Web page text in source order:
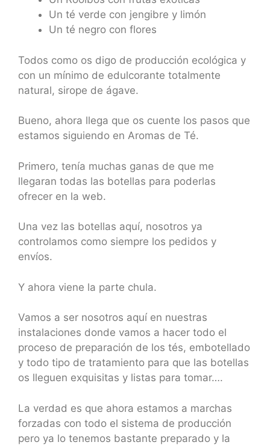
Un té verde con jengibre y limón
Un té negro con flores
Todos como os digo de producción ecológica y
con un mínimo de edulcorante totalmente
natural, sirope de ágave.
Bueno, ahora llega que os cuente los pasos que
estamos siguiendo en Aromas de Té.
Primero, tenía muchas ganas de que me
llegaran todas las botellas para poderlas
ofrecer en la web.
Una vez las botellas aquí, nosotros ya
controlamos como siempre los pedidos y
envíos.
Y ahora viene la parte chula.
Vamos a ser nosotros aquí en nuestras
instalaciones donde vamos a hacer todo el
proceso de preparación de los tés, embotellado
y todo tipo de tratamiento para que las botellas
os lleguen exquisitas y listas para tomar….
La verdad es que ahora estamos a marchas
forzadas con todo el sistema de producción
pero ya lo tenemos bastante preparado y la